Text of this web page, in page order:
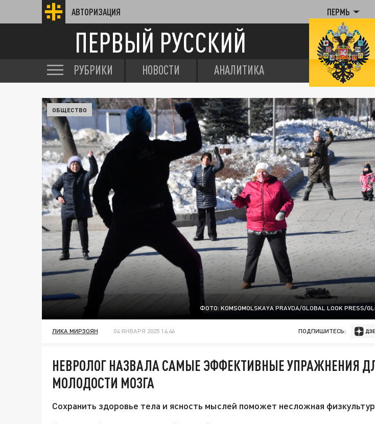
АВТОРИЗАЦИЯ ПЕРМЬ
ПЕРВЫЙ РУССКИЙ
РУБРИКИ НОВОСТИ АНАЛИТИКА
ФОТО: KOMSOMOLSKAYA PRAVDA/GLOBAL LOOK PRESS/
ОБЩЕСТВО
ЛИКА МИРЗОЯН 04 ЯНВАРЯ 2025 14:46 ПОДПИШИТЕСЬ:
НЕВРОЛОГ НАЗВАЛА САМЫЕ ЭФФЕКТИВНЫЕ УПРАЖНЕНИЯ
МОЛОДОСТИ МОЗГА
Сохранить здоровье тела и ясность мыслей поможет несложная